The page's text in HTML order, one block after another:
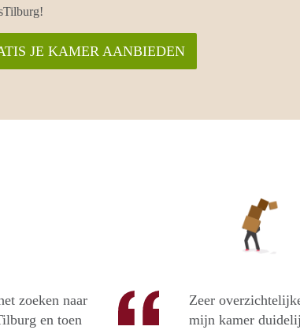
JE KAMER AANBIEDEN
zoeken naar
en toen
Zeer
mijn kamer